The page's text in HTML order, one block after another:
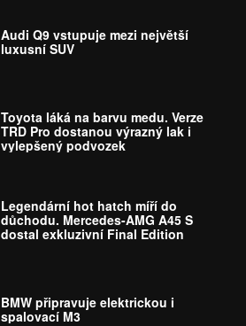
Audi Q9 vstupuje mezi největší
luxusní SUV
Toyota láká na barvu medu. Verze
TRD Pro dostanou výrazný lak i
vylepšený podvozek
Legendární hot hatch míří do
důchodu. Mercedes-AMG A45 S
dostal exkluzivní Final Edition
BMW připravuje elektrickou i
spalovací M3